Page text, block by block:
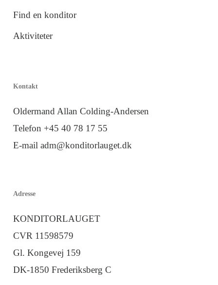
Find en konditor
Aktiviteter
Kontakt
Oldermand Allan Colding-Andersen
Telefon +45 40 78 17 55
E-mail adm@konditorlauget.dk
Adresse
KONDITORLAUGET
CVR 11598579
Gl. Kongevej 159
DK-1850 Frederiksberg C